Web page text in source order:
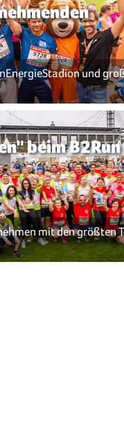
und
beim
mit den größten